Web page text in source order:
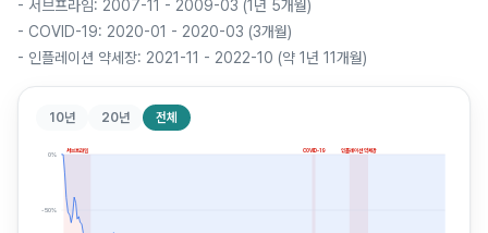
- 서브프라임: 2007-11 - 2009-03 (1년 5개월)
- COVID-19: 2020-01 - 2020-03 (3개월)
- 인플레이션 약세장: 2021-11 - 2022-10 (약 1년 11개월)
10년 20년 전체
서브프라임 COVID-19 인플레이션 약세장
0%
-50%